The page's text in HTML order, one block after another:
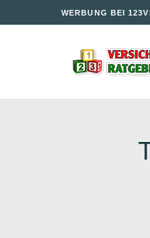
WERBUNG BEI